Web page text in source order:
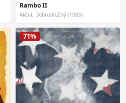
Rambo II
Akční, Dobrodružný (1985)
71%